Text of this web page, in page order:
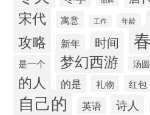
宋代 寓意 工作 年龄
攻略 新年 时间
是一个 梦幻西游 汤圆
的人 的是 礼物 红包
自己的 英语 诗人